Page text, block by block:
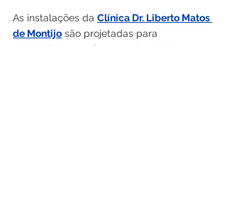
As instalações da Clínica Dr. Liberto Matos
de Montijo são projetadas para
proporcionar conforto e privacidade,